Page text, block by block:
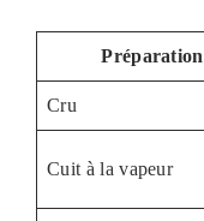
Préparation
Cru
Cuit à la vapeur